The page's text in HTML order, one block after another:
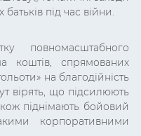
під час війни.
повномасштабного
коштів, спрямованих
на благодійність
вірять, що підсилюють
піднімають бойовий
корпоративними